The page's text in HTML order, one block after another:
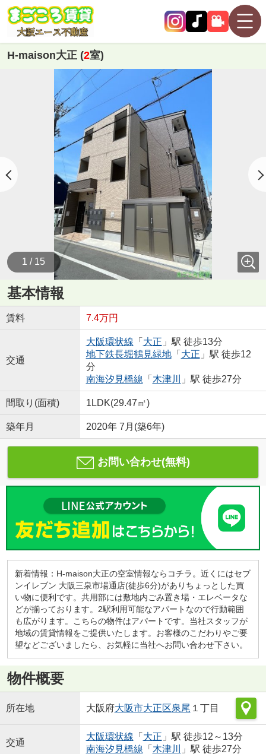
H-maison大正 (2室)
1 / 15
基本情報
賃料 7.4万円
交通
大阪環状線 「 大正 」駅 徒歩13分
地下鉄長堀鶴見緑地「 大正 」駅 徒歩12
分
南海汐見橋線 「 木津川 」駅 徒歩27分
間取り(面積) 1LDK(29.47㎡)
築年月 2020年 7月(築6年)
お問い合わせ(無料)
新着情報：H-maison大正の空室情報ならコチラ。近くにはセブ
ンイレブン 大阪三泉市場通店(徒歩6分)がありちょっとした買
い物に便利です。共用部には敷地内ごみ置き場・エレベータな
どが揃っております。2駅利用可能なアパートなので行動範囲
も広がります。こちらの物件はアパートです。当社スタッフが
地域の賃貸情報をご提供いたします。お客様のこだわりやご要
望などございましたら、お気軽に当社へお問い合わせ下さい。
物件概要
所在地 大阪府大阪市大正区泉尾 １丁目
交通
大阪環状線 「 大正 」駅 徒歩12～13分
南海汐見橋線 「 木津川 」駅 徒歩27分